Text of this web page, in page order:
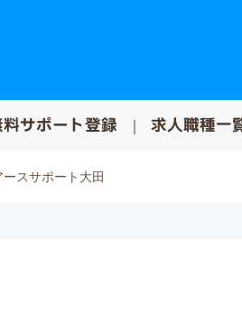
料サポート登録 求人職種一
ースサポート大田